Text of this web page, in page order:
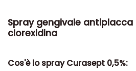
Spray gengivale antiplacca
clorexidina
Cos'è lo spray Curasept 0,5%: